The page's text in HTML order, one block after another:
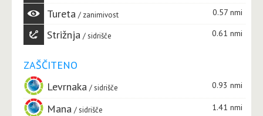
Tureta zanimivost 0.57 nmi
Strižnja sidrišče 0.61 nmi
ZAŠČITENO
Levrnaka
sidrišče 0.93 nmi
Mana sidrišče 1.41 nmi